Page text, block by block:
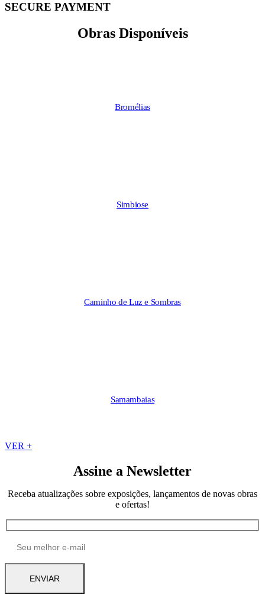
SECURE PAYMENT
Obras Disponíveis
Bromélias
Simbiose
Caminho de Luz e Sombras
Samambaias
VER +
Assine a Newsletter
Receba atualizações sobre exposições, lançamentos de novas obras
e ofertas!